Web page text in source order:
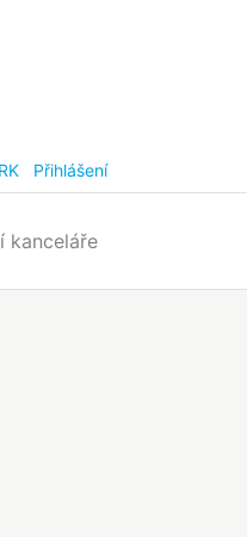
Přihlášení
kanceláře